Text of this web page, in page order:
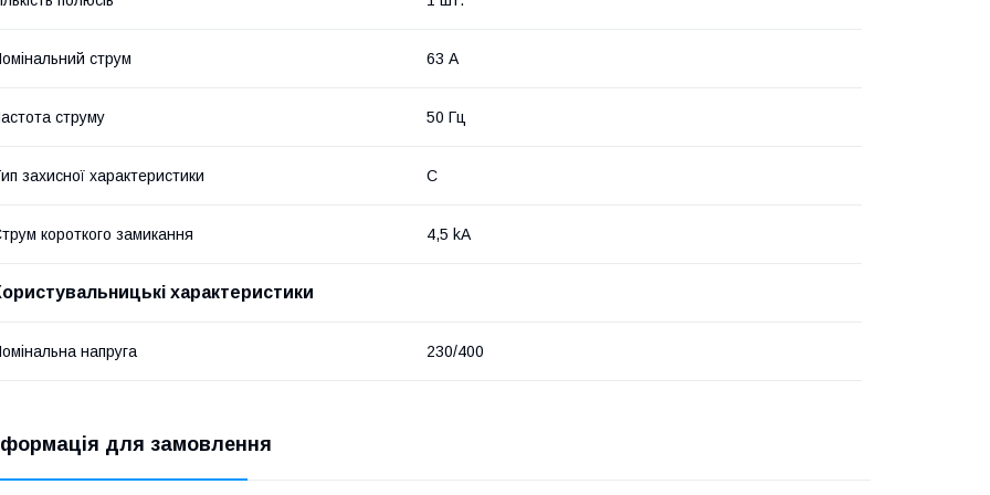
струм 63 А
струму 50 Гц
захисної характеристики C
короткого замикання 4,5 kA
характеристики
напруга 230/400
для замовлення